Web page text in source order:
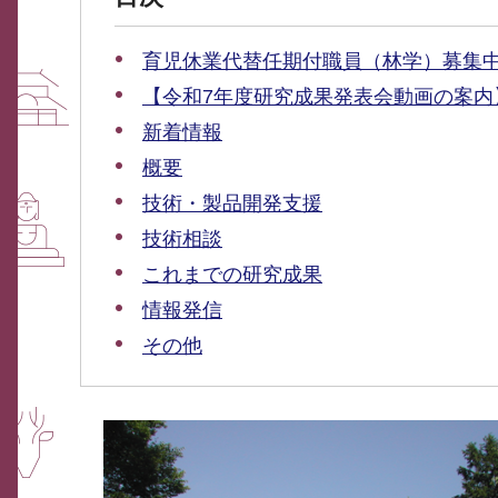
育児休業代替任期付職員（林学）募集
【令和7年度研究成果発表会動画の案内
新着情報
概要
技術・製品開発支援
技術相談
これまでの研究成果
情報発信
その他